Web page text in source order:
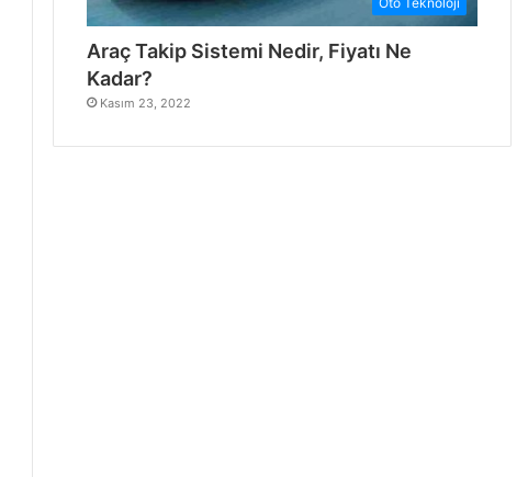
Araç Takip Sistemi Nedir, Fiyatı Ne
Kadar?
Kasım 23, 2022